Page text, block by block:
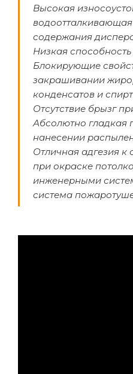
Высокая
водоотталкивающая
содержания
Низкая
Блокирующие
закрашивании
конденсатов и
Отсутствие брызг
Абсолютно гладкая
нанесении
Отличная адгезия к
при окраске
инженерными
система